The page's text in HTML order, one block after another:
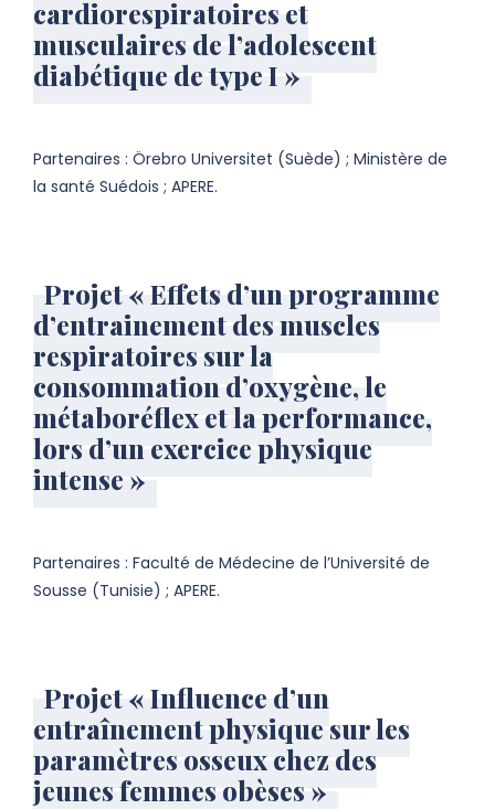
cardiorespiratoires et
musculaires de l’adolescent
diabétique de type I »
Partenaires : Örebro Universitet (Suède) ; Ministère de
la santé Suédois ; APERE.
Projet « Effets d’un programme
d’entrainement des muscles
respiratoires sur la
consommation d’oxygène, le
métaboréflex et la performance,
lors d’un exercice physique
intense »
Partenaires : Faculté de Médecine de l’Université de
Sousse (Tunisie) ; APERE.
Projet « Influence d’un
entraînement physique sur les
paramètres osseux chez des
jeunes femmes obèses »